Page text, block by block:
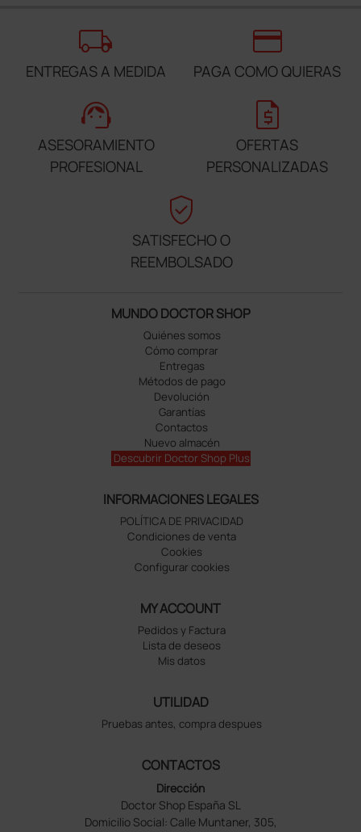
local_shipping
ENTREGAS A MEDIDA
credit_card
PAGA COMO QUIERAS
support_agent
ASESORAMIENTO
PROFESIONAL
request_quote
OFERTAS
PERSONALIZADAS
verified_user
SATISFECHO O
REEMBOLSADO
MUNDO DOCTOR SHOP
Quiénes somos
Cómo comprar
Entregas
Métodos de pago
Devolución
Garantías
Contactos
Nuevo almacén
Descubrir Doctor Shop Plus
INFORMACIONES LEGALES
POLÍTICA DE PRIVACIDAD
Condiciones de venta
Cookies
Configurar cookies
MY ACCOUNT
Pedidos y Factura
Lista de deseos
Mis datos
UTILIDAD
Pruebas antes, compra despues
CONTACTOS
Dirección
Doctor Shop España SL
Domicilio Social: Calle Muntaner, 305,